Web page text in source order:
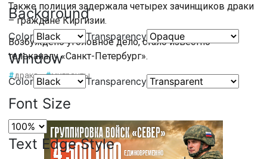
Background
Color Transparency
Window
Color Transparency
Font Size
Text Edge Style
Также полиция задержала четырех зачинщиков драки
– граждане Киргизии.
Возбуждено уголовное дело, стало известно
телеканалу «Санкт-Петербург».
#драка #мигранты